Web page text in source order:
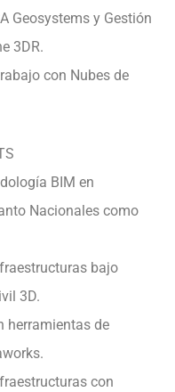
Geosystems y Gestión
3DR.
con Nubes de
BIM en
Nacionales como
bajo
3D.
herramientas de
con